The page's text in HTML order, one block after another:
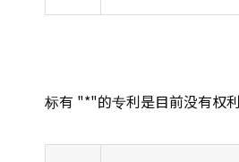
标有 "*"的专利是目前没有权